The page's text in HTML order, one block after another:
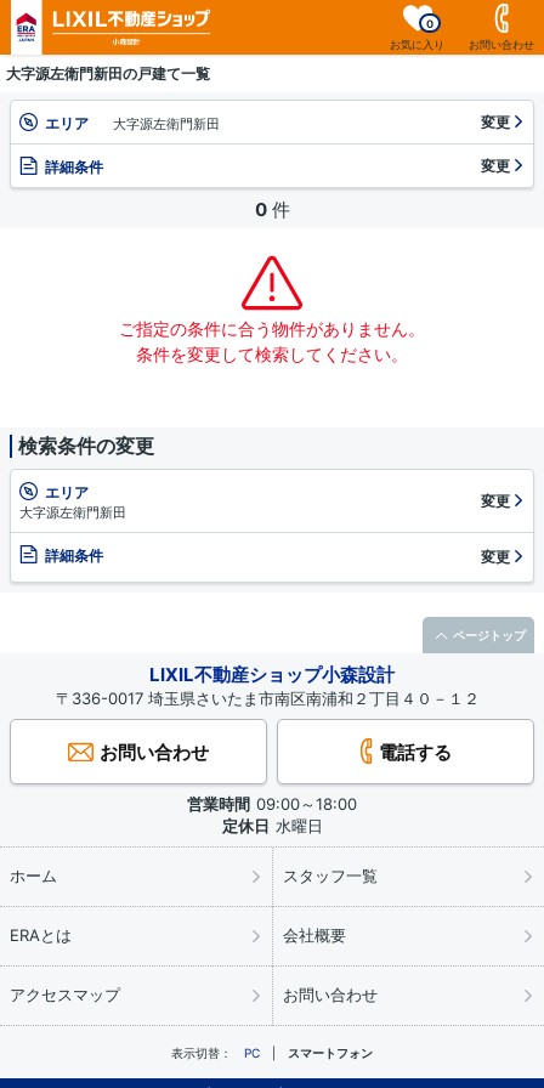
お気に入り
0
お問い合わせ
大字源左衛門新田の戸建て一覧
エリア 大字源左衛門新田 変更
詳細条件 変更
0 件
ご指定の条件に合う物件がありません。
条件を変更して検索してください。
検索条件の変更
エリア
大字源左衛門新田
変更
詳細条件 変更
LIXIL不動産ショップ小森設計
〒336-0017 埼玉県さいたま市南区南浦和２丁目４０－１２
お問い合わせ 電話する
営業時間 09:00～18:00
定休日 水曜日
ホーム スタッフ一覧
ERAとは 会社概要
アクセスマップ お問い合わせ
表示切替： PC スマートフォン
ページトップ